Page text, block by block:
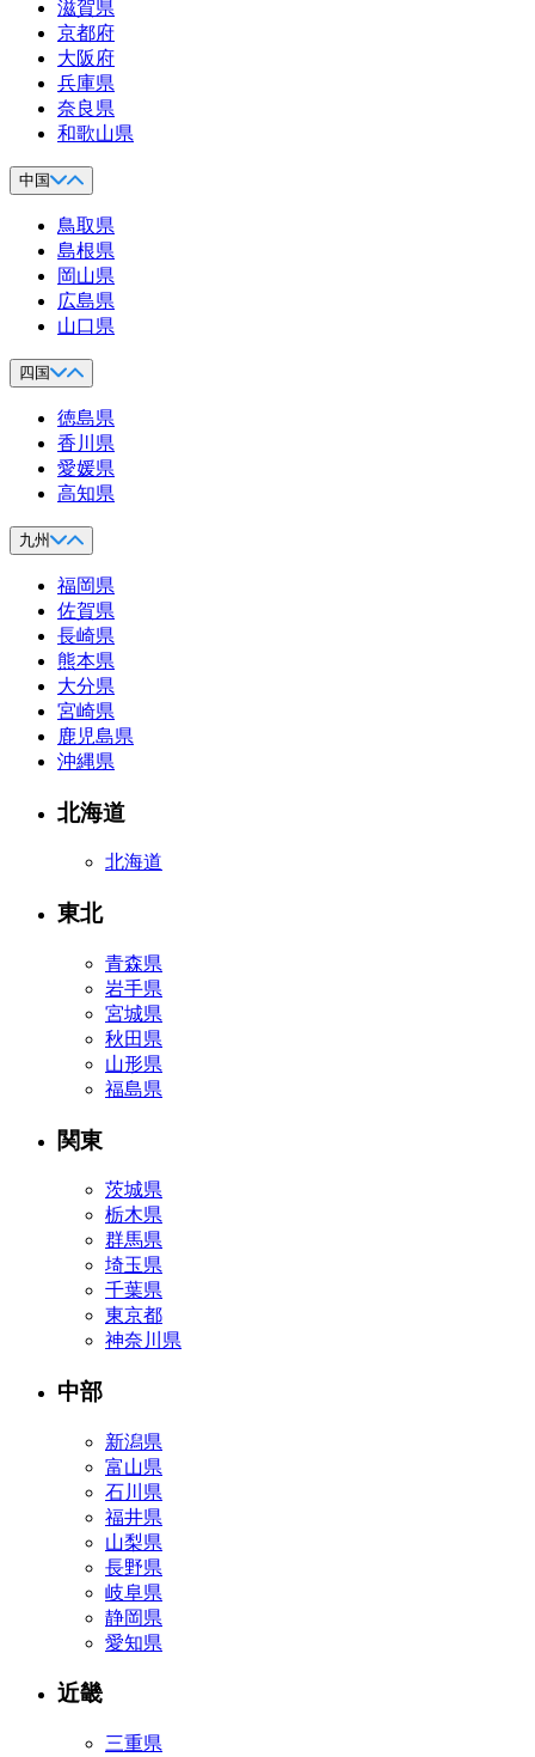
滋賀県
京都府
大阪府
兵庫県
奈良県
和歌山県
中国
鳥取県
島根県
岡山県
広島県
山口県
四国
徳島県
香川県
愛媛県
高知県
九州
福岡県
佐賀県
長崎県
熊本県
大分県
宮崎県
鹿児島県
沖縄県
北海道
北海道
東北
青森県
岩手県
宮城県
秋田県
山形県
福島県
関東
茨城県
栃木県
群馬県
埼玉県
千葉県
東京都
神奈川県
中部
新潟県
富山県
石川県
福井県
山梨県
長野県
岐阜県
静岡県
愛知県
近畿
三重県